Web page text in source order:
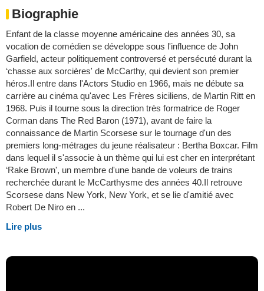
Biographie
Enfant de la classe moyenne américaine des années 30, sa
vocation de comédien se développe sous l'influence de John
Garfield, acteur politiquement controversé et persécuté durant la
‘chasse aux sorcières' de McCarthy, qui devient son premier
héros.Il entre dans l'Actors Studio en 1966, mais ne débute sa
carrière au cinéma qu'avec Les Frères siciliens, de Martin Ritt en
1968. Puis il tourne sous la direction très formatrice de Roger
Corman dans The Red Baron (1971), avant de faire la
connaissance de Martin Scorsese sur le tournage d'un des
premiers long-métrages du jeune réalisateur : Bertha Boxcar. Film
dans lequel il s'associe à un thème qui lui est cher en interprétant
‘Rake Brown', un membre d'une bande de voleurs de trains
recherchée durant le McCarthysme des années 40.Il retrouve
Scorsese dans New York, New York, et se lie d'amitié avec
Robert De Niro en ...
Lire plus